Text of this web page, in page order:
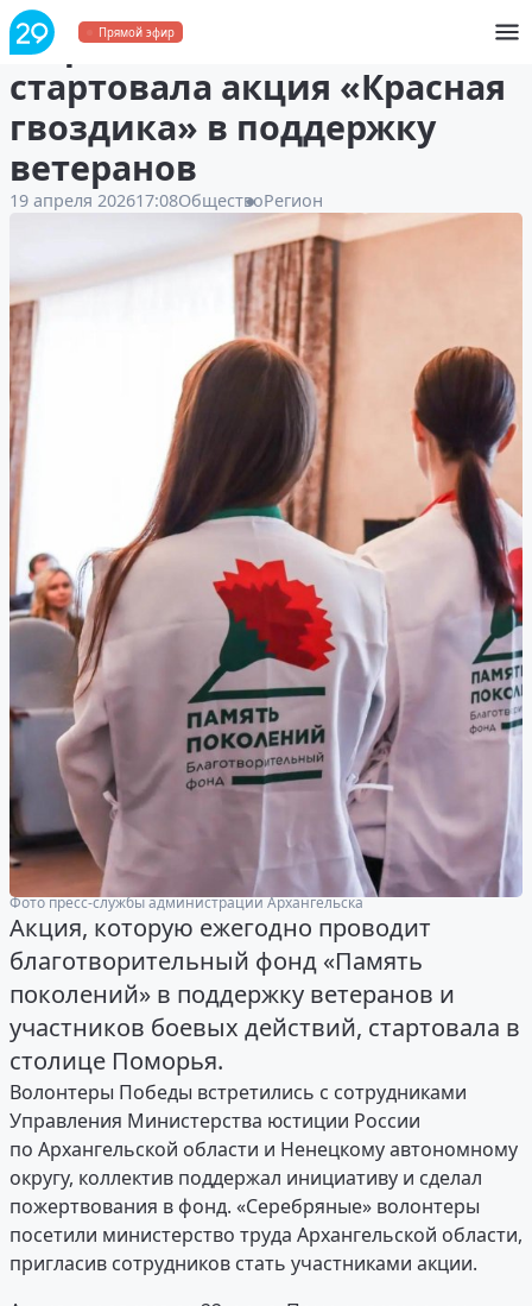
Прямой эфир
В Архангельской области
стартовала акция «Красная
гвоздика» в поддержку
ветеранов
19 апреля 202617:08ОбществоРегион
Фото пресс-службы администрации Архангельска
Акция, которую ежегодно проводит
благотворительный фонд «Память
поколений» в поддержку ветеранов и
участников боевых действий, стартовала в
столице Поморья.
Волонтеры Победы встретились с сотрудниками
Управления Министерства юстиции России
по Архангельской области и Ненецкому автономному
округу, коллектив поддержал инициативу и сделал
пожертвования в фонд. «Серебряные» волонтеры
посетили министерство труда Архангельской области,
пригласив сотрудников стать участниками акции.